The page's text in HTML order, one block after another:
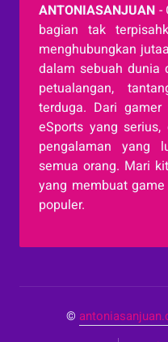
ANTONIASANJUAN -
bagian tak
menghubungkan
dalam sebuah dunia
petualangan,
terduga. Dari
eSports yang
pengalaman yang
semua orang. Mari
yang membuat
populer.
©